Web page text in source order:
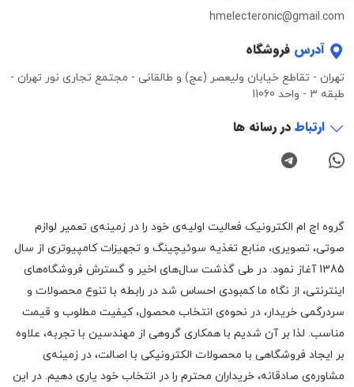
hmelecteronic@gmail.com
آدرس فروشگاه
تهران - تقاطع خیابان ولیعصر (عج) و طالقانی - مجتمع تجاری نور تهران -
طبقه 3 - واحد 11060
ارتباطدر رسانه ها
گروه اچ ام الکترونیک فعالیت اولیه‌ی خود را در زمینه‌‌ی تعمیر لوازم
صوتی، تصویری، منابع تغذیه سوئیچینگ و تجهیزات کامپیوتری از سال
1385 آغاز نمود. در طی گذشت سال‌های اخیر و گسترش فروشگاه‌های
اینترنتی، از نگاه ما کمبودی احساس شد در رابطه با تنوع محصولات و
سردرگمی خریدار، در نحوه‌ی انتخاب محصول، کیفیت مطلوب و قیمت
مناسب. لذا بر آن شدیم با همکاری گروهی از مهندسین با تجربه، علاوه
بر ایجاد فروشگاهی با محصولات الکترونیکی با اصالت، در زمینه‌ی
مشاوره‌ی صادقانه، خریداران محترم را در انتخاب خود یاری دهیم. در این